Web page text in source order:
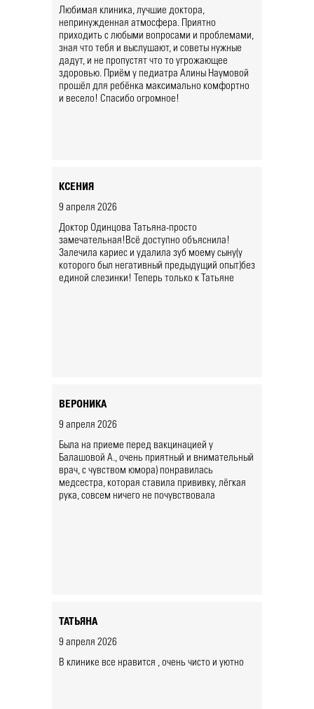
Любимая клиника, лучшие доктора,
непринужденная атмосфера. Приятно
приходить с любыми вопросами и проблемами,
зная что тебя и выслушают, и советы нужные
дадут, и не пропустят что то угрожающее
здоровью. Приём у педиатра Алины Наумовой
прошёл для ребёнка максимально комфортно
и весело! Спасибо огромное!
КСЕНИЯ
9 апреля 2026
Доктор Одинцова Татьяна-просто
замечательная!Всё доступно объяснила!
Залечила кариес и удалила зуб моему сыну(у
которого был негативный предыдущий опыт)без
единой слезинки! Теперь только к Татьяне
ВЕРОНИКА
9 апреля 2026
Была на приеме перед вакцинацией у
Балашовой А., очень приятный и внимательный
врач, с чувством юмора) понравилась
медсестра, которая ставила прививку, лёгкая
рука, совсем ничего не почувствовала
ТАТЬЯНА
9 апреля 2026
В клинике все нравится , очень чисто и уютно